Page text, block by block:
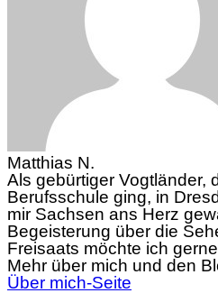
Matthias N.
Als gebürtiger Vogtländer,
Berufsschule ging, in
mir Sachsen ans Herz
Begeisterung über die
Freisaats möchte ich
Mehr über mich und den
Über mich-Seite